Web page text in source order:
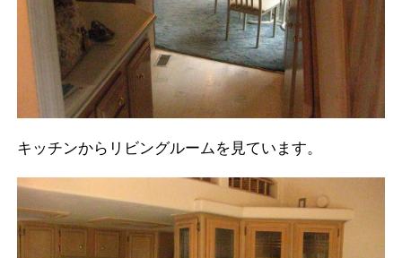
キッチンからリビングルームを見ています。